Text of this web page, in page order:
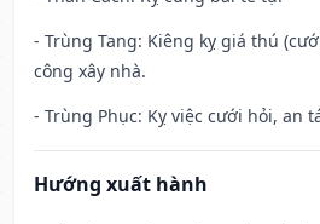
- Trùng Tang: Kiêng kỵ giá thú
công xây nhà.
- Trùng Phục: Kỵ việc cưới hỏi, an
Hướng xuất hành